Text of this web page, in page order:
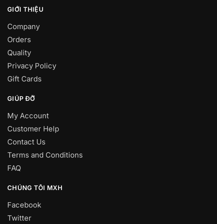
GIỚI THIỆU
Company
Orders
Quality
Privacy Policy
Gift Cards
GIÚP ĐỠ
My Account
Customer Help
Contact Us
Terms and Conditions
FAQ
CHÚNG TÔI MXH
Facebook
Twitter